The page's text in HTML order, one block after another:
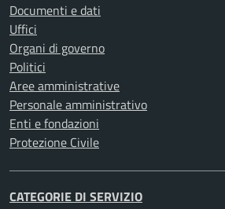
Documenti e dati
Uffici
Organi di governo
Politici
Aree amministrative
Personale amministrativo
Enti e fondazioni
Protezione Civile
CATEGORIE DI SERVIZIO